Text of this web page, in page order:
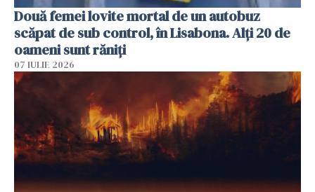
Două femei lovite mortal de un autobuz
scăpat de sub control, în Lisabona. Alți 20 de
oameni sunt răniți
07 IULIE 2026